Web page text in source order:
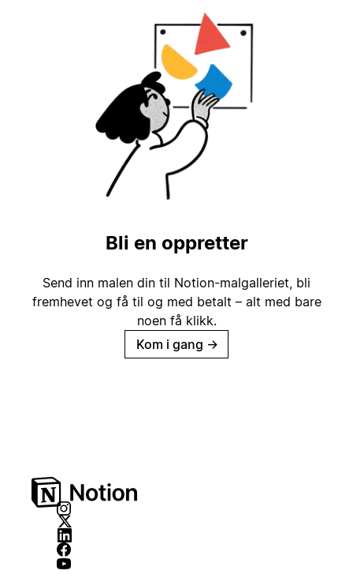
Bli en oppretter
Send inn malen din til Notion-malgalleriet, bli
fremhevet og få til og med betalt – alt med bare
noen få klikk.
Kom i gang →